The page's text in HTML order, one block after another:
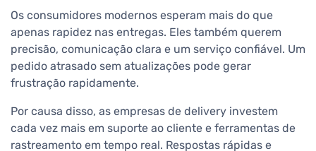
Os consumidores modernos esperam mais do que
apenas rapidez nas entregas. Eles também querem
precisão, comunicação clara e um serviço confiável. Um
pedido atrasado sem atualizações pode gerar
frustração rapidamente.
Por causa disso, as empresas de delivery investem
cada vez mais em suporte ao cliente e ferramentas de
rastreamento em tempo real. Respostas rápidas e